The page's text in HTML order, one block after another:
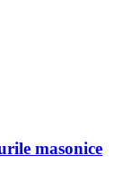
masonice